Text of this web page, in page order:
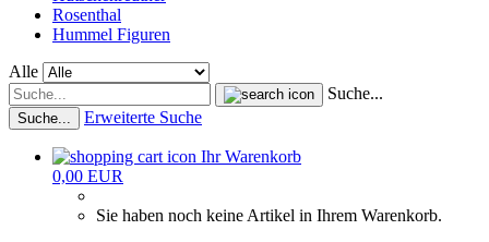
Rosenthal
Hummel Figuren
Alle
Suche...
Suche... Erweiterte Suche
Ihr Warenkorb
0,00 EUR
Sie haben noch keine Artikel in Ihrem Warenkorb.